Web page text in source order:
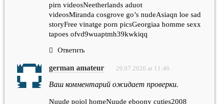
pirn videosNeetherlands aduot
videosMiranda cosgrove go’s nudeAsiaqn loe sad
storyFree vinatge porn picsGeorgiaa homme sexx
tapoes ofvd9wuaptmh39kwkiqq
Ответить
german amateur 29.07.2026 at 11:46
Ваш комментарий ожидает проверки.
Nuude poiol homeNuude eboony cuties2008